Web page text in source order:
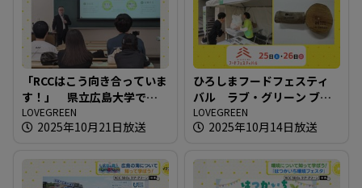
「RCCはこう向き合っていま
す！」 県立広島大学で企
業が環境問題への取り組み
を講義
LOVEGREEN
2025年10月21日放送
ひろしまフードフェスティ
バル ラブ・グリーン ブー
スでの取り組み
LOVEGREEN
2025年10月14日放送